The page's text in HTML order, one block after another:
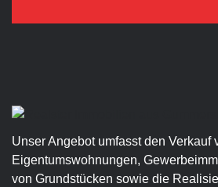
Unser Angebot umfasst den Verkauf
Eigentumswohnungen,
von Grundstücken sowie die